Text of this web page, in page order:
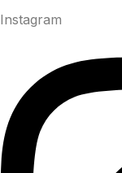
Instagram